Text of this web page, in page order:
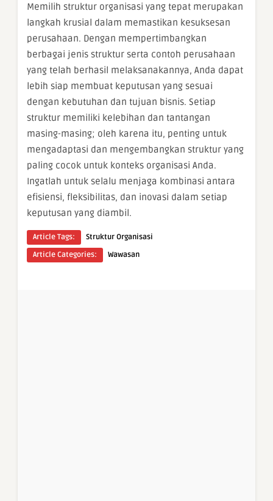
Memilih struktur organisasi yang tepat merupakan
langkah krusial dalam memastikan kesuksesan
perusahaan. Dengan mempertimbangkan
berbagai jenis struktur serta contoh perusahaan
yang telah berhasil melaksanakannya, Anda dapat
lebih siap membuat keputusan yang sesuai
dengan kebutuhan dan tujuan bisnis. Setiap
struktur memiliki kelebihan dan tantangan
masing-masing; oleh karena itu, penting untuk
mengadaptasi dan mengembangkan struktur yang
paling cocok untuk konteks organisasi Anda.
Ingatlah untuk selalu menjaga kombinasi antara
efisiensi, fleksibilitas, dan inovasi dalam setiap
keputusan yang diambil.
Article Tags:
Struktur Organisasi
Article Categories:
Wawasan